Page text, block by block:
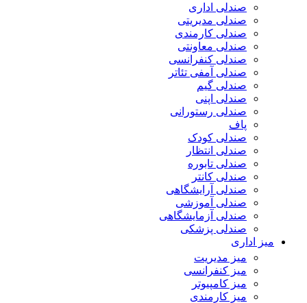
صندلی اداری
صندلی مدیریتی
صندلی کارمندی
صندلی معاونتی
صندلی کنفرانسی
صندلی آمفی تئاتر
صندلی گیم
صندلی اپنی
صندلی رستورانی
پاف
صندلی کودک
صندلی انتظار
صندلی تابوره
صندلی کانتر
صندلی آرایشگاهی
صندلی آموزشی
صندلی آزمایشگاهی
صندلی پزشکی
میز اداری
میز مدیریت
میز کنفرانسی
میز کامپیوتر
میز کارمندی